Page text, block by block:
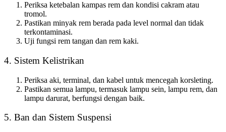
Periksa ketebalan kampas rem dan kondisi cakram atau
tromol.
Pastikan minyak rem berada pada level normal dan tidak
terkontaminasi.
Uji fungsi rem tangan dan rem kaki.
4. Sistem Kelistrikan
Periksa aki, terminal, dan kabel untuk mencegah korsleting.
Pastikan semua lampu, termasuk lampu sein, lampu rem, dan
lampu darurat, berfungsi dengan baik.
5. Ban dan Sistem Suspensi